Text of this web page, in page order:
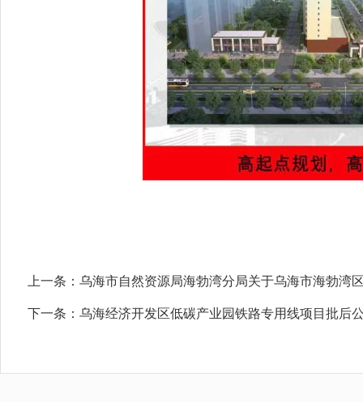
上一条： 乌海市自然资源局海勃湾分局关于乌海市海勃湾
下一条： 乌海经济开发区低碳产业园铁路专用线项目批后